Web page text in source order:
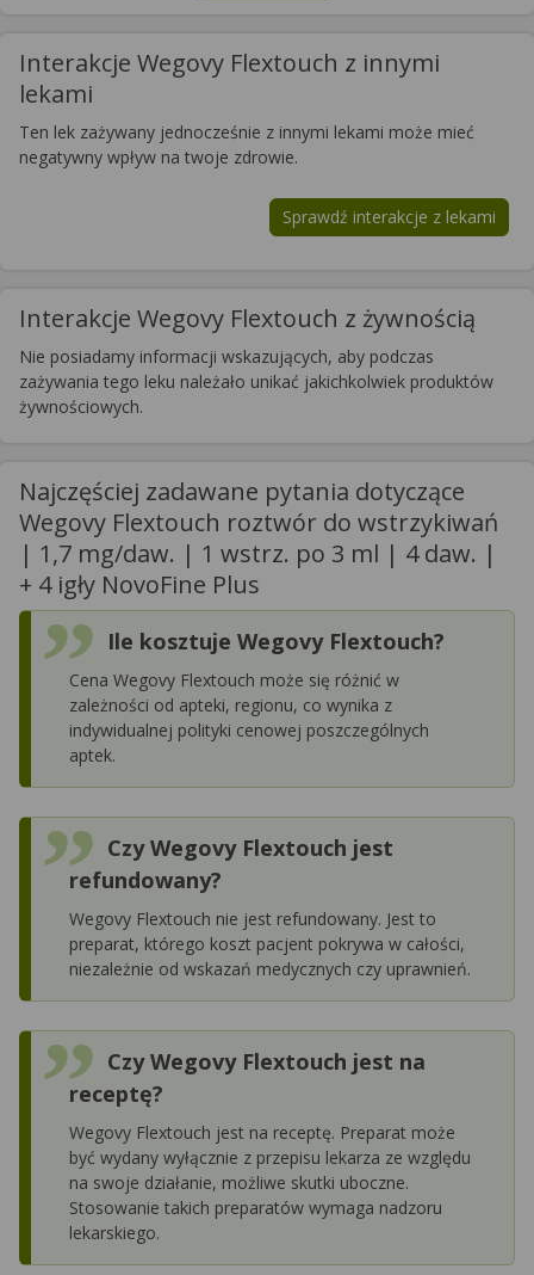
Interakcje Wegovy Flextouch z innymi
lekami
Ten lek zażywany jednocześnie z innymi lekami może mieć
negatywny wpływ na twoje zdrowie.
Sprawdź interakcje z lekami
Interakcje Wegovy Flextouch z żywnością
Nie posiadamy informacji wskazujących, aby podczas
zażywania tego leku należało unikać jakichkolwiek produktów
żywnościowych.
Najczęściej zadawane pytania dotyczące
Wegovy Flextouch roztwór do wstrzykiwań
| 1,7 mg/daw. | 1 wstrz. po 3 ml | 4 daw. |
+ 4 igły NovoFine Plus
Ile kosztuje Wegovy Flextouch?
Cena Wegovy Flextouch może się różnić w
zależności od apteki, regionu, co wynika z
indywidualnej polityki cenowej poszczególnych
aptek.
Czy Wegovy Flextouch jest
refundowany?
Wegovy Flextouch nie jest refundowany. Jest to
preparat, którego koszt pacjent pokrywa w całości,
niezależnie od wskazań medycznych czy uprawnień.
Czy Wegovy Flextouch jest na
receptę?
Wegovy Flextouch jest na receptę. Preparat może
być wydany wyłącznie z przepisu lekarza ze względu
na swoje działanie, możliwe skutki uboczne.
Stosowanie takich preparatów wymaga nadzoru
lekarskiego.